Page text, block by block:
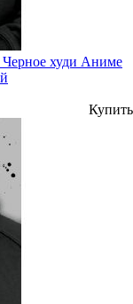
худи Аниме
Купить